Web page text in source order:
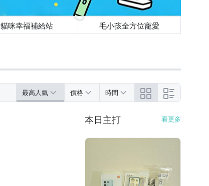
貓咪幸福補給站 毛小孩全方位寵愛
最高人氣 價格 時間
本日主打 看更多